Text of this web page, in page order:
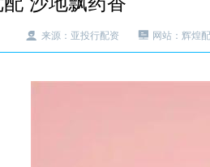
来源：亚投行配资 网站：辉煌